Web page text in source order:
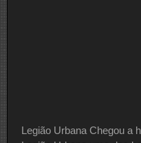
Legião Urbana Chegou a